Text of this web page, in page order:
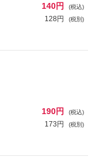
140円 (税込)
128円 (税別)
190円 (税込)
173円 (税別)